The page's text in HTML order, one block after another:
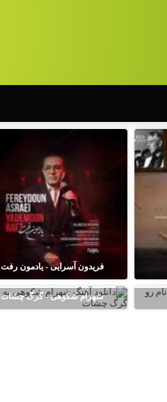
فریدون آسرایی - یادمون رفت
شهرام شکوهی - گرگ چشات